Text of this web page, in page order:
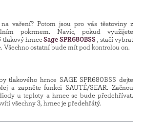
vaření? Potom jsou pro vás těstoviny z
pokrmem. Navíc, pokud využijete
hrnecSage SPR680BSS , stačí vybrat
Všechno ostatní bude mít pod kontrolou on.
tlakového hrnce SAGE SPR680BSS dejte
a zapněte funkci SAUTÉ/SEAR. Začnou
u teploty a hrnec se bude předehřívat.
všechny 3, hrnec je předehřátý.